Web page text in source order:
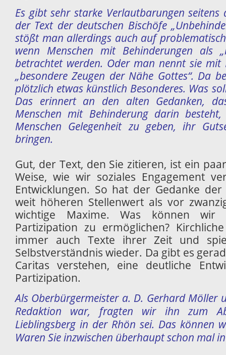
Es gibt sehr starke Verlautbarungen seitens
der Text der deutschen Bischöfe
stößt man allerdings auch auf
wenn Menschen mit Behinderungen als
betrachtet werden. Oder man nennt sie mit
„besondere Zeugen der Nähe Gottes“. Da
plötzlich etwas künstlich Besonderes. Was
Das erinnert an den alten Gedanken,
Menschen mit Behinderung darin
Menschen Gelegenheit zu geben, ihr
bringen.
Gut, der Text, den Sie zitieren, ist ein
Weise, wie wir soziales Engagement
Entwicklungen. So hat der Gedanke
weit höheren Stellenwert als vor
wichtige Maxime. Was können wir
Partizipation zu ermöglichen?
immer auch Texte ihrer Zeit und
Selbstverständnis wieder. Da gibt es
Caritas verstehen, eine deutliche
Partizipation.
Als Oberbürgermeister a. D. Gerhard Möller
Redaktion war, fragten wir ihn zum
Lieblingsberg in der Rhön sei. Das können
Waren Sie inzwischen überhaupt schon mal